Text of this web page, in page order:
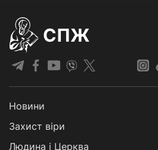
СПЖ
Новини
Захист віри
Людина і Церква